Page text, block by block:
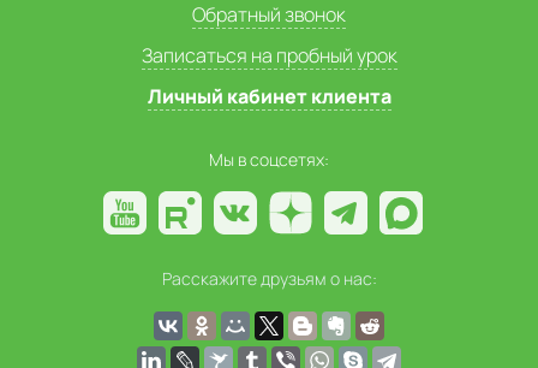
Обратный звонок
Записаться на пробный урок
Личный кабинет клиента
Мы в соцсетях:
Расскажите друзьям о нас: